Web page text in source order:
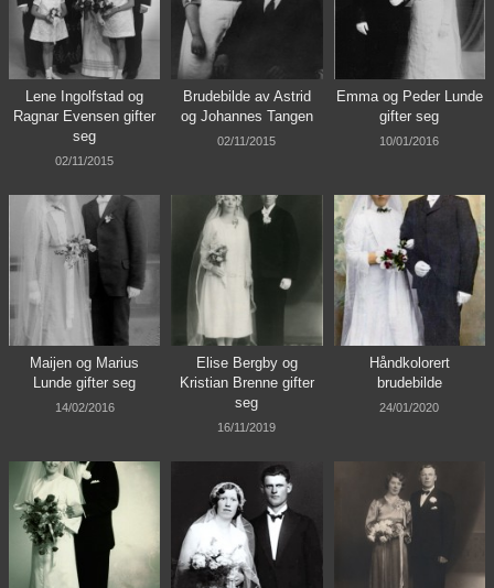
Lene Ingolfstad og
Ragnar Evensen gifter
seg
02/11/2015
Brudebilde av Astrid
og Johannes Tangen
02/11/2015
Emma og Peder Lunde
gifter seg
10/01/2016
Maijen og Marius
Lunde gifter seg
14/02/2016
Elise Bergby og
Kristian Brenne gifter
seg
16/11/2019
Håndkolorert
brudebilde
24/01/2020